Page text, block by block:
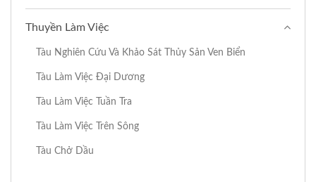
Thuyền Làm Việc
Tàu Nghiên Cứu Và Khảo Sát Thủy Sản Ven Biển
Tàu Làm Việc Đại Dương
Tàu Làm Việc Tuần Tra
Tàu Làm Việc Trên Sông
Tàu Chở Dầu